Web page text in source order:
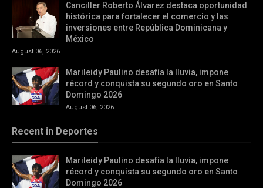
Canciller Roberto Álvarez destaca oportunidad
histórica para fortalecer el comercio y las
inversiones entre República Dominicana y
México
August 06, 2026
Marileidy Paulino desafía la lluvia, impone
récord y conquista su segundo oro en Santo
Domingo 2026
August 06, 2026
Recent in Deportes
Marileidy Paulino desafía la lluvia, impone
récord y conquista su segundo oro en Santo
Domingo 2026